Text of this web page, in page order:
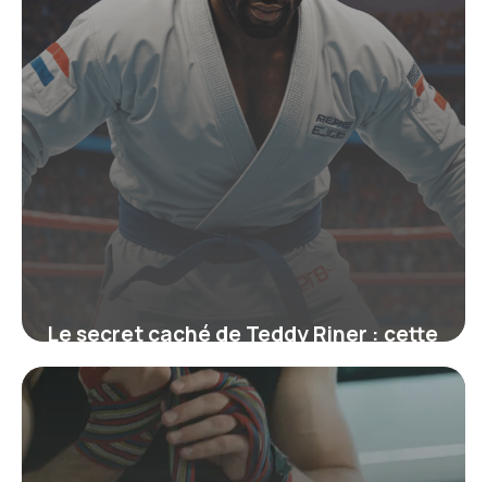
Le secret caché de Teddy Riner : cette
ceinture qui symbolise bien plus
qu’un grade
19 juin 2026